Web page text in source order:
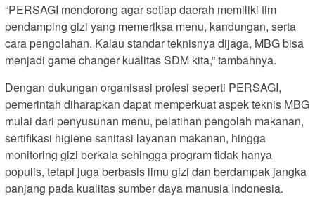
“PERSAGI mendorong agar setiap daerah memiliki tim
pendamping gizi yang memeriksa menu, kandungan, serta
cara pengolahan. Kalau standar teknisnya dijaga, MBG bisa
menjadi game changer kualitas SDM kita,” tambahnya.
Dengan dukungan organisasi profesi seperti PERSAGI,
pemerintah diharapkan dapat memperkuat aspek teknis MBG
mulai dari penyusunan menu, pelatihan pengolah makanan,
sertifikasi higiene sanitasi layanan makanan, hingga
monitoring gizi berkala sehingga program tidak hanya
populis, tetapi juga berbasis ilmu gizi dan berdampak jangka
panjang pada kualitas sumber daya manusia Indonesia.